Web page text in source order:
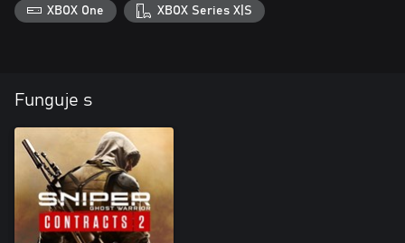
XBOX One XBOX Series X|S
Funguje s